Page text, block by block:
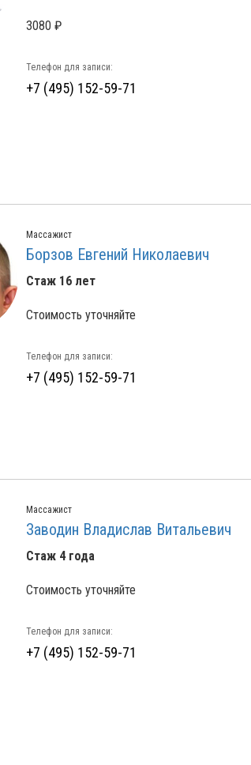
3080 ₽
Телефон для записи:
+7 (495) 152-59-71
Массажист
Борзов Евгений Николаевич
Стаж 16 лет
Стоимость уточняйте
Телефон для записи:
+7 (495) 152-59-71
Массажист
Заводин Владислав Витальевич
Стаж 4 года
Стоимость уточняйте
Телефон для записи:
+7 (495) 152-59-71